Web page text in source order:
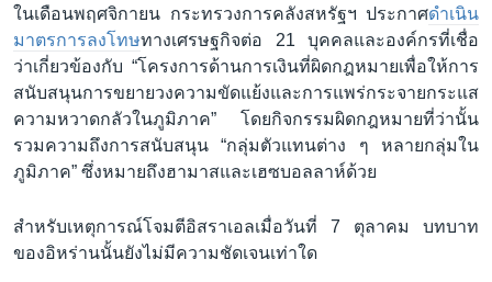
ในเดือนพฤศจิกายน กระทรวงการคลังสหรัฐฯ ประกาศดำเนิน
มาตรการลงโทษทางเศรษฐกิจต่อ 21 บุคคลและองค์กรที่เชื่อ
ว่าเกี่ยวข้องกับ “โครงการด้านการเงินที่ผิดกฎหมายเพื่อให้การ
สนับสนุนการขยายวงความขัดแย้งและการแพร่กระจายกระแส
ความหวาดกลัวในภูมิภาค” โดยกิจกรรมผิดกฎหมายที่ว่านั้น
รวมความถึงการสนับสนุน “กลุ่มตัวแทนต่าง ๆ หลายกลุ่มใน
ภูมิภาค” ซึ่งหมายถึงฮามาสและเฮซบอลลาห์ด้วย
สำหรับเหตุการณ์โจมตีอิสราเอลเมื่อวันที่ 7 ตุลาคม บทบาท
ของอิหร่านนั้นยังไม่มีความชัดเจนเท่าใด